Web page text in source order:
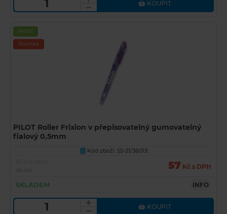
KOUPIT
Akční
Novinka
PILOT Roller Frixion v přepisovatelný gumovatelný
fialový 0,5mm
U Kód zboží: 55-21/36013
57 Kč s DPH
SKLADEM INFO
KOUPIT